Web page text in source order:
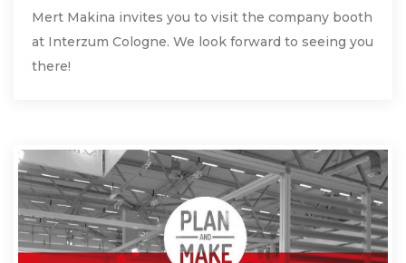
Mert Makina invites you to visit the company booth
at Interzum Cologne. We look forward to seeing you
there!